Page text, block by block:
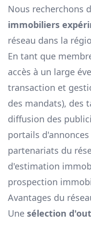
Nous recherchons
immobiliers
réseau dans la
En tant que
accès à un large
transaction et
des mandats), des
diffusion des
portails
partenariats du
d'estimation
prospection
Avantages du
Une sélection